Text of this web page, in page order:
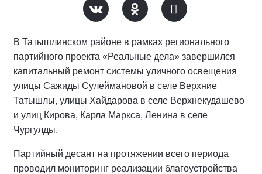
В Татышлинском районе в рамках регионального
партийного проекта «Реальные дела» завершился
капитальный ремонт системы уличного освещения
улицы Сажиды Сулеймановой в селе Верхние
Татышлы, улицы Хайдарова в селе Верхнекудашево
и улиц Кирова, Карла Маркса, Ленина в селе
Чургулды.
Партийный десант на протяжении всего периода
проводил мониторинг реализации благоустройства